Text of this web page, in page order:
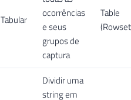
Tabular
ocorrências
e seus
grupos de
captura
Table
Dividir uma
string em